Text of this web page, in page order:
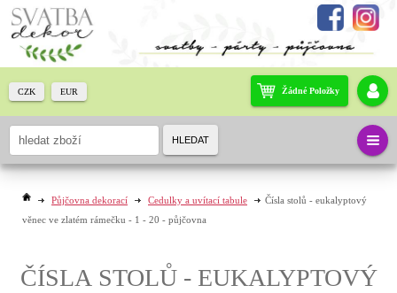
Půjčovna dekorací Cedulky a uvítací tabule
Čísla stolů - eukalyptový
věnec ve zlatém rámečku - 1 - 20 - půjčovna
ČÍSLA STOLŮ - EUKALYPTOVÝ
Žádné Položky
CZK EUR
HLEDAT